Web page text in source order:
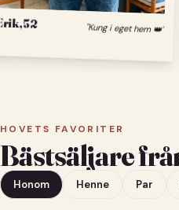
52 "Kung i eget hem 👑"
HOVETS FAVORITER
Bästsäljare
Honom Henne Par